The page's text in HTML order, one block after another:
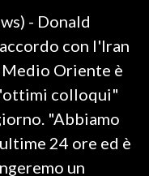
- Donald
con l'Iran
Oriente è
colloqui"
"Abbiamo
24 ore ed è
un